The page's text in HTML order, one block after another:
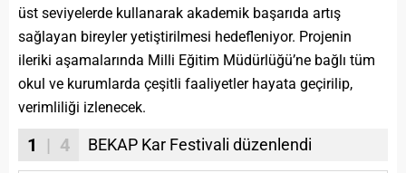
üst seviyelerde kullanarak akademik başarıda artış
sağlayan bireyler yetiştirilmesi hedefleniyor. Projenin
ileriki aşamalarında Milli Eğitim Müdürlüğü’ne bağlı tüm
okul ve kurumlarda çeşitli faaliyetler hayata geçirilip,
verimliliği izlenecek.​
1 | 4 BEKAP Kar Festivali düzenlendi